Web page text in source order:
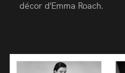
décor d'Emma Roach.